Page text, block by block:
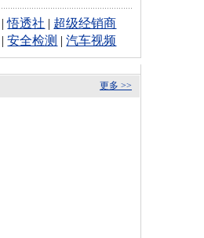
|悟透社 | 超级经销商
|安全检测 |汽车视频
更多 >>